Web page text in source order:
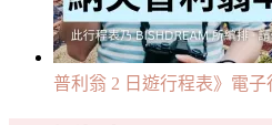
普利翁 2 日遊行程表》電子